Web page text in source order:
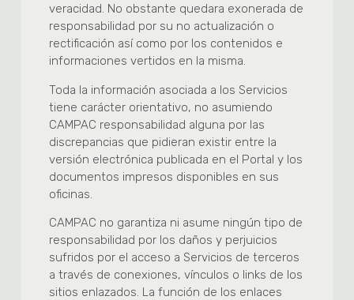
veracidad. No obstante quedara exonerada de
responsabilidad por su no actualización o
rectificación así como por los contenidos e
informaciones vertidos en la misma.
Toda la información asociada a los Servicios
tiene carácter orientativo, no asumiendo
CAMPAC responsabilidad alguna por las
discrepancias que pidieran existir entre la
versión electrónica publicada en el Portal y los
documentos impresos disponibles en sus
oficinas.
CAMPAC no garantiza ni asume ningún tipo de
responsabilidad por los daños y perjuicios
sufridos por el acceso a Servicios de terceros
a través de conexiones, vínculos o links de los
sitios enlazados. La función de los enlaces